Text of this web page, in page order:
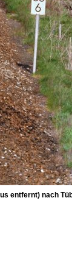
entfernt) nach